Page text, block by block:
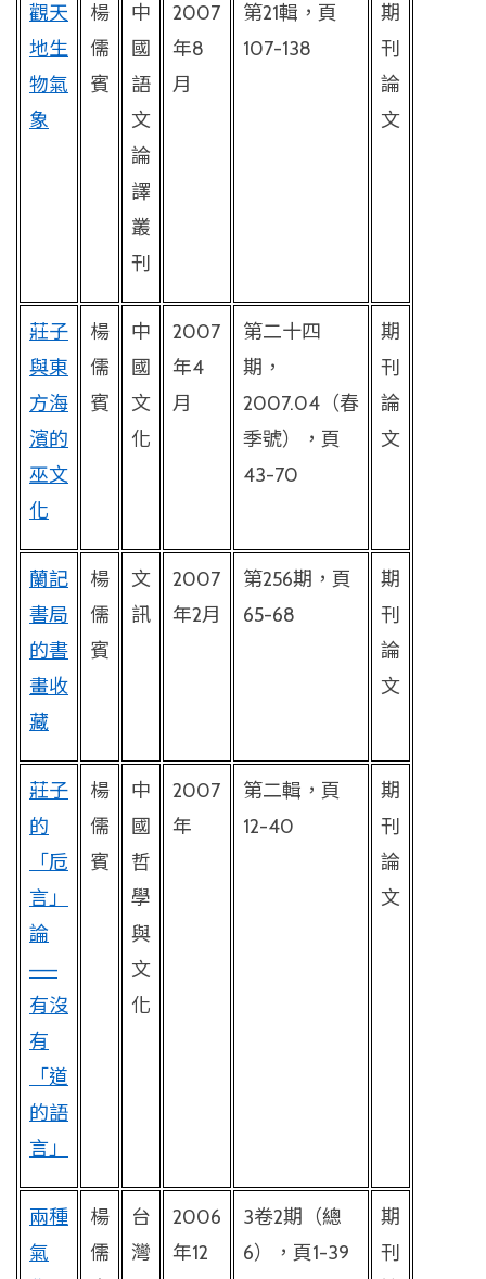
觀天
地生
物氣
象
楊
儒
賓
中
國
語
文
論
譯
叢
刊
2007
年8
月
第21輯，頁
107-138
期
刊
論
文
莊子
與東
方海
濱的
巫文
化
楊
儒
賓
中
國
文
化
2007
年4
月
第二十四
期，
2007.04 （春
季號），頁
43-70
期
刊
論
文
蘭記
書局
的書
畫收
藏
楊
儒
賓
文
訊
2007
年2月
第256期，頁
65-68
期
刊
論
文
莊子
的
「卮
言」
論
——
有沒
有
「道
的語
言」
楊
儒
賓
中
國
哲
學
與
文
化
2007
年
第二輯，頁
12-40
期
刊
論
文
兩種
氣
楊
儒
台
灣
2006
年12
3卷2期（總
6），頁1-39
期
刊